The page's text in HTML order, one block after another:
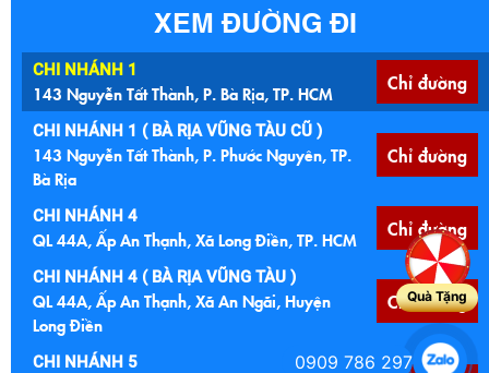
XEM ĐƯỜNG ĐI
CHI NHÁNH 1
143 Nguyễn Tất Thành, P. Bà Rịa, TP. HCM Chỉ đường
CHI NHÁNH 1 ( BÀ RỊA VŨNG TÀU CŨ )
143 Nguyễn Tất Thành, P. Phước Nguyên, TP.
Bà Rịa
Chỉ đường
CHI NHÁNH 4
QL 44A, Ấp An Thạnh, Xã Long Điền, TP. HCM Chỉ đường
CHI NHÁNH 4 ( BÀ RỊA VŨNG TÀU )
QL 44A, Ấp An Thạnh, Xã An Ngãi, Huyện
Long Điền
Chỉ đường
CHI NHÁNH 5
Quà Tặng
0909 786 297